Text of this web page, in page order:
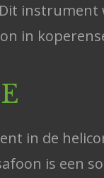
in
in de
is een